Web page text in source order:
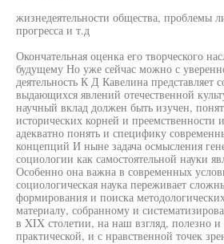
жизнедеятельности общества, проблемы
прогресса и т.д
Окончательная оценка его творческого
будущему Но уже сейчас можно с
деятельность К Д Кавелина представляет
выдающихся явлений отечественной
научный вклад должен быть изучен,
исторических корней и преемственности
адекватно понять и специфику
концепций И ныне задача осмысления
социологии как самостоятельной науки
Особенно она важна в современных
социологическая наука переживает
формирования и поиска
материалу, собранному и
в XIX столетии, на наш взгляд, полезно и
практической, и с нравственной точек